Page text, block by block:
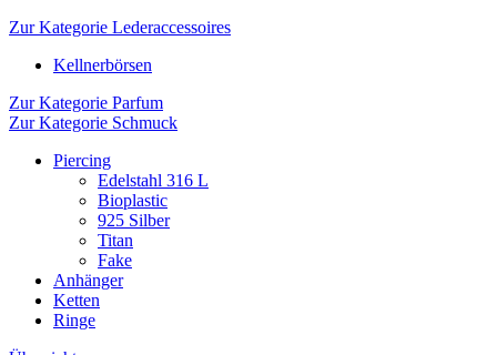
Zur Kategorie Lederaccessoires
Kellnerbörsen
Zur Kategorie Parfum
Zur Kategorie Schmuck
Piercing
Edelstahl 316 L
Bioplastic
925 Silber
Titan
Fake
Anhänger
Ketten
Ringe